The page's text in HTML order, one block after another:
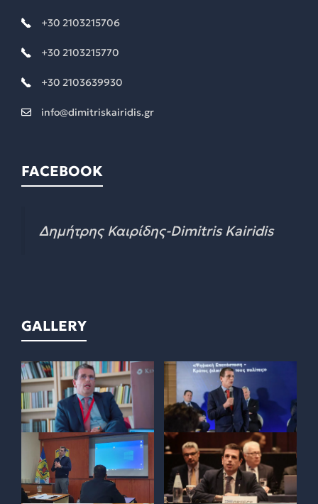
+30 2103215706
+30 2103215770
+30 2103639930
info@dimitriskairidis.gr
FACEBOOK
Δημήτρης Καιρίδης-Dimitris Kairidis
GALLERY